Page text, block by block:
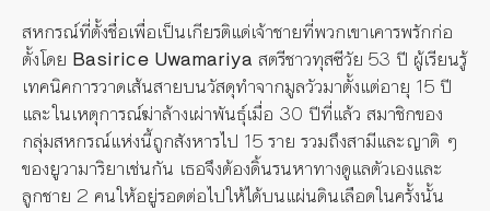
สหกรณ์ที่ตั้งชื่อเพื่อเป็นเกียรติแด่เจ้าชายที่พวกเขาเคารพรักก่อ
ตั้งโดย Basirice Uwamariya สตรีชาวทุสซีวัย 53 ปี ผู้เรียนรู้
เทคนิคการวาดเส้นสายบนวัสดุทำจากมูลวัวมาตั้งแต่อายุ 15 ปี
และในเหตุการณ์ฆ่าล้างเผ่าพันธุ์เมื่อ 30 ปีที่แล้ว สมาชิกของ
กลุ่มสหกรณ์แห่งนี้ถูกสังหารไป 15 ราย รวมถึงสามีและญาติ ๆ
ของยูวามาริยาเช่นกัน เธอจึงต้องดิ้นรนหาทางดูแลตัวเองและ
ลูกชาย 2 คนให้อยู่รอดต่อไปให้ได้บนแผ่นดินเลือดในครั้งนั้น